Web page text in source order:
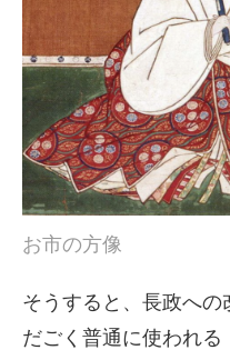
お市の方像
そうすると、長政へ
だごく普通に使われる